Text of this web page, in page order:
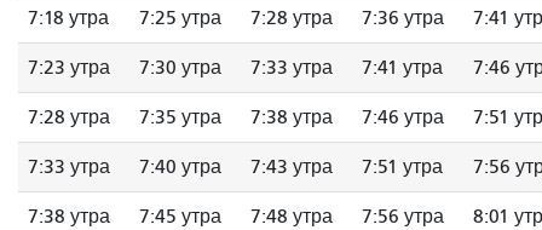
7:18 утра 7:25 утра 7:28 утра 7:36 утра 7:41
7:23 утра 7:30 утра 7:33 утра 7:41 утра 7:46
7:28 утра 7:35 утра 7:38 утра 7:46 утра 7:51
7:33 утра 7:40 утра 7:43 утра 7:51 утра 7:56
7:38 утра 7:45 утра 7:48 утра 7:56 утра 8:01